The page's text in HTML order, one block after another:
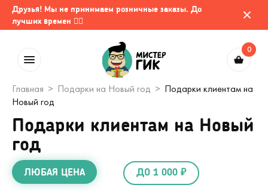
Друзья! Мы не принимаем розничные заказы. До
лучших времен 🤷‍♂️
0
Главная Подарки на Новый год
Подарки клиентам на
Новый год
Подарки клиентам на Новый
год
ЛЮБАЯ ЦЕНА ДО 1 000 ₽